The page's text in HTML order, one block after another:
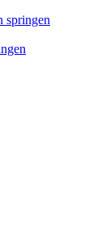
springen